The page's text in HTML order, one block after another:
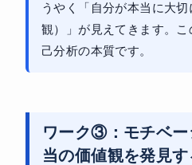
うやく「自分が本当に大
観）」が見えてきます。
己分析の本質です。
ワーク③：モチベー
当の価値観を発見す